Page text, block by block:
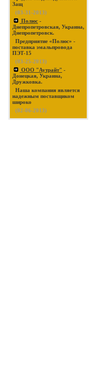
Защ
(03-31-2013)
Полюс -
Днепропетровская, Украина,
Днепропетровск.
Предприятие «Полюс» -
поставка эмальпровода
ПЭТ-15
(03-25-2013)
ООО "Аутрайт" -
Донецкая, Украина,
Дружковка.
Наша компания является
надежным поставщиком
широко
(02-06-2013)